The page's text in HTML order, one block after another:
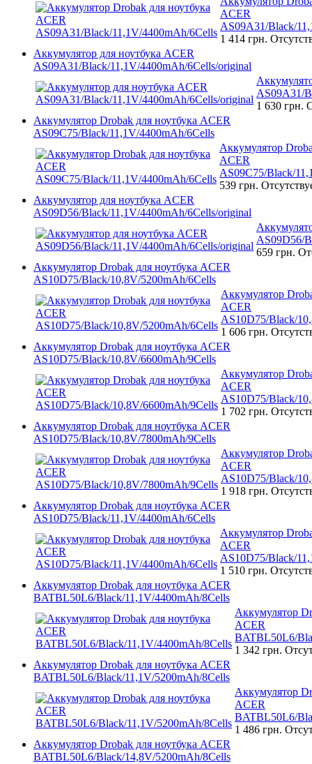
ACER
AS09A31/Black/
1 414 грн.
Аккумулятор для ноутбука ACER
AS09A31/Black/11,1V/4400mAh/6Cells/original
AS09A31/
1 630 грн.
Аккумулятор Drobak для ноутбука ACER
AS09C75/Black/11,1V/4400mAh/6Cells
Аккумулятор
ACER
AS09C75/Black/
539 грн.
Аккумулятор для ноутбука ACER
AS09D56/Black/11,1V/4400mAh/6Cells/original
AS09D56/
659 грн.
Аккумулятор Drobak для ноутбука ACER
AS10D75/Black/10,8V/5200mAh/6Cells
Аккумулятор
ACER
AS10D75/Black/
1 606 грн.
Аккумулятор Drobak для ноутбука ACER
AS10D75/Black/10,8V/6600mAh/9Cells
Аккумулятор
ACER
AS10D75/Black/
1 702 грн.
Аккумулятор Drobak для ноутбука ACER
AS10D75/Black/10,8V/7800mAh/9Cells
Аккумулятор
ACER
AS10D75/Black/
1 918 грн.
Аккумулятор Drobak для ноутбука ACER
AS10D75/Black/11,1V/4400mAh/6Cells
Аккумулятор
ACER
AS10D75/Black/
1 510 грн.
Аккумулятор Drobak для ноутбука ACER
BATBL50L6/Black/11,1V/4400mAh/8Cells
Аккумулятор
ACER
BATBL50L6/
1 342 грн.
Аккумулятор Drobak для ноутбука ACER
BATBL50L6/Black/11,1V/5200mAh/8Cells
Аккумулятор
ACER
BATBL50L6/
1 486 грн.
Аккумулятор Drobak для ноутбука ACER
BATBL50L6/Black/14,8V/5200mAh/8Cells